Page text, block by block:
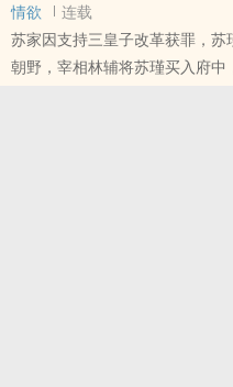
情欲
连载
苏家因支持三皇子改革获罪，
朝野，宰相林辅将苏瑾买入府中